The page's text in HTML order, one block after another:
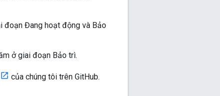
đoạn Đang hoạt động và Bảo
ở giai đoạn Bảo trì.
của chúng tôi trên GitHub.